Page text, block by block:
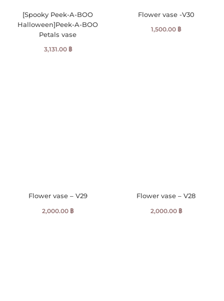
[Spooky Peek-A-BOO
Halloween]Peek-A-BOO
Petals vase
3,131.00 ฿
Flower vase -V30
1,500.00 ฿
Flower vase – V29
2,000.00 ฿
Flower vase – V28
2,000.00 ฿